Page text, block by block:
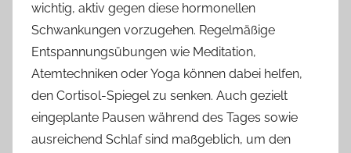
wichtig, aktiv gegen diese hormonellen
Schwankungen vorzugehen. Regelmäßige
Entspannungsübungen wie Meditation,
Atemtechniken oder Yoga können dabei helfen,
den Cortisol-Spiegel zu senken. Auch gezielt
eingeplante Pausen während des Tages sowie
ausreichend Schlaf sind maßgeblich, um den